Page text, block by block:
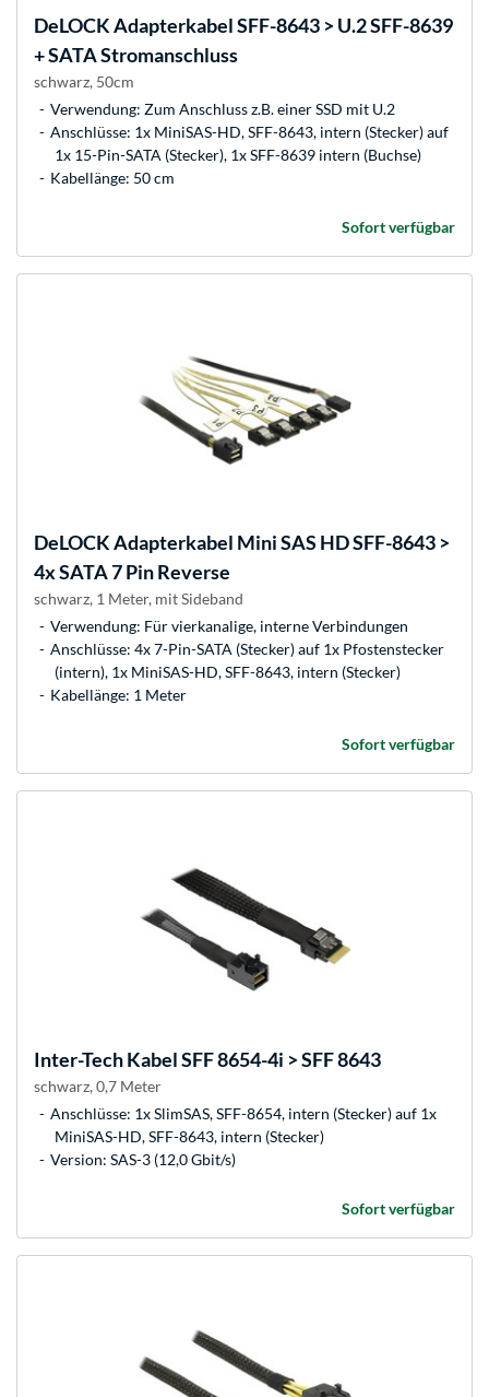
DeLOCKAdapterkabel SFF-8643 > U.2 SFF-8639
+ SATA Stromanschluss
schwarz, 50cm
Verwendung: Zum Anschluss z.B. einer SSD mit U.2
Anschlüsse: 1x MiniSAS-HD, SFF-8643, intern (Stecker) auf
1x 15-Pin-SATA (Stecker), 1x SFF-8639 intern (Buchse)
Kabellänge: 50 cm
Sofort verfügbar
DeLOCKAdapterkabel Mini SAS HD SFF-8643 >
4x SATA 7 Pin Reverse
schwarz, 1 Meter, mit Sideband
Verwendung: Für vierkanalige, interne Verbindungen
Anschlüsse: 4x 7-Pin-SATA (Stecker) auf 1x Pfostenstecker
(intern), 1x MiniSAS-HD, SFF-8643, intern (Stecker)
Kabellänge: 1 Meter
Sofort verfügbar
Inter-TechKabel SFF 8654-4i > SFF 8643
schwarz, 0,7 Meter
Anschlüsse: 1x SlimSAS, SFF-8654, intern (Stecker) auf 1x
MiniSAS-HD, SFF-8643, intern (Stecker)
Version: SAS-3 (12,0 Gbit/s)
Sofort verfügbar